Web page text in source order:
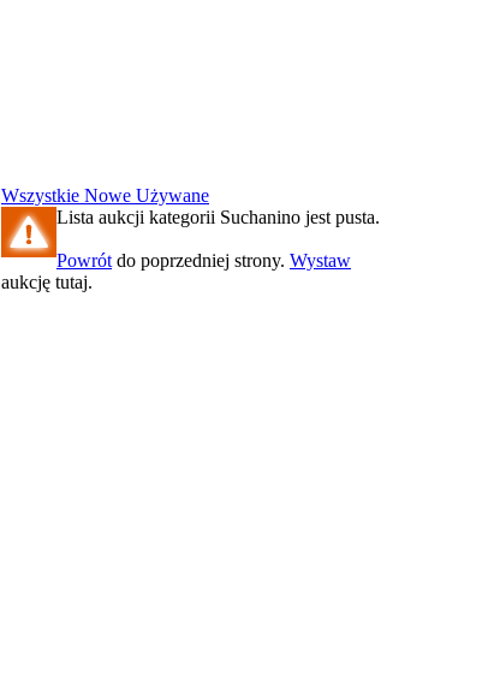
Wszystkie Nowe Używane
Lista aukcji kategorii Suchanino jest pusta.
Powrót do poprzedniej strony. Wystaw
aukcję tutaj.